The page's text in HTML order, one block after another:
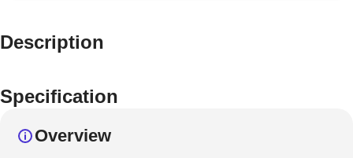
Description
Specification
Overview